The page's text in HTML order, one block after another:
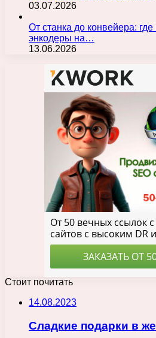
03.07.2026
От станка до конвейера:
энкодеры на…
13.06.2026
Стоит почитать
14.08.2023
Сладкие подарки в